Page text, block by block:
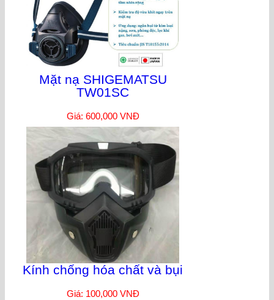
Mặt nạ SHIGEMATSU
TW01SC
Giá: 600,000 VNĐ
Kính chống hóa chất và bụi
Giá: 100,000 VNĐ